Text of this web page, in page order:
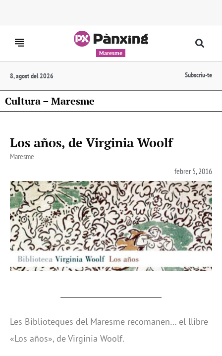
Maresme
8, agost del 2026 Subscriu-te
Cultura – Maresme
Los años, de Virginia Woolf
Maresme
febrer 5, 2016
Les Biblioteques del Maresme recomanen… el llibre
«Los años», de Virginia Woolf.